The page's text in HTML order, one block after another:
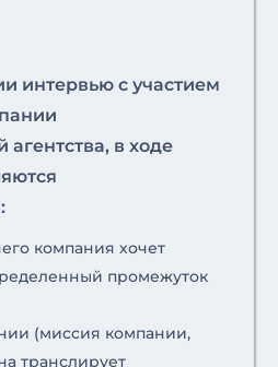
интервью с участием
агентства, в ходе
компания хочет
промежуток
(миссия компании,
транслирует